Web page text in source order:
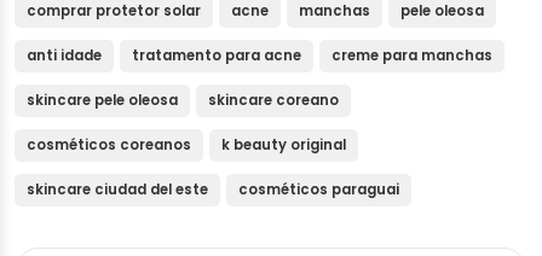
comprar protetor solar acne manchas pele oleosa
anti idade tratamento para acne creme para manchas
skincare pele oleosa skincare coreano
cosméticos coreanos k beauty original
skincare ciudad del este cosméticos paraguai